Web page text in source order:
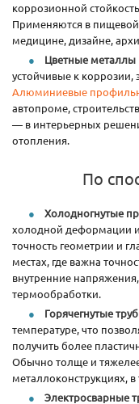
коррозионной
Применяются в
медицине, дизайне,
Цветные металлы
устойчивые к коррозии,
Алюминиевые
автопроме,
— в интерьерных
отопления.
По
Холодногнутые
холодной деформации
точность геометрии и
местах, где важна
внутренние
термообработки.
Горячегнутые
температуре, что
получить более
Обычно толще и
металлоконструкциях,
Электросварные